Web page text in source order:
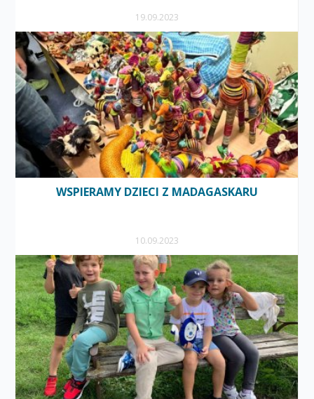
19.09.2023
WSPIERAMY DZIECI Z MADAGASKARU
10.09.2023